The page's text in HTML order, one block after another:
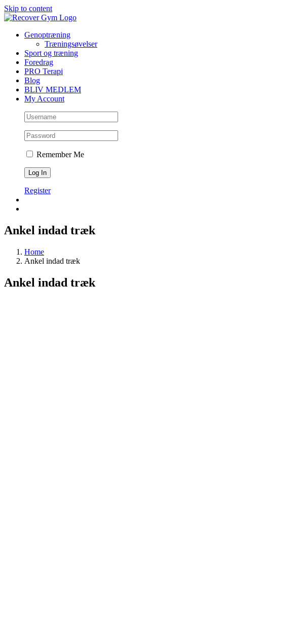
Skip to content
Genoptræning
Træningsøvelser
Sport og træning
Foredrag
PRO Terapi
Blog
BLIV MEDLEM
My Account
Remember Me
Register
Ankel indad træk
Home
Ankel indad træk
Ankel indad træk